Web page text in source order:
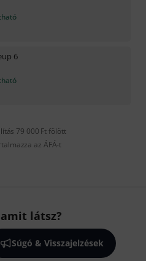
6
79 000 Ft fölött
az ÁFÁ-t
látsz?
Súgó & Visszajelzések